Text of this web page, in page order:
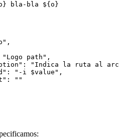
} bla-bla ${ o }
" ,
" Logo path " ,
" : " Indica la ruta al
" : " -i $value " ,
" :
""